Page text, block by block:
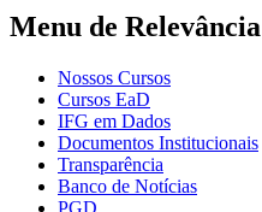
Menu de Relevância
Nossos Cursos
Cursos EaD
IFG em Dados
Documentos Institucionais
Transparência
Banco de Notícias